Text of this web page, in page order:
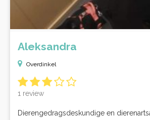
Aleksandra
Overdinkel
1 review
Dierengedragsdeskundige en